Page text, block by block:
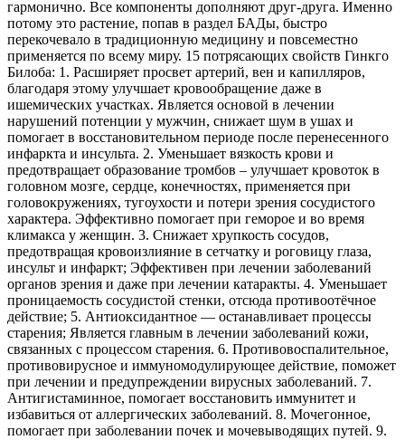
гармонично. Все компоненты дополняют друг-друга. Именно
потому это растение, попав в раздел БАДы, быстро
перекочевало в традиционную медицину и повсеместно
применяется по всему миру. 15 потрясающих свойств Гинкго
Билоба: 1. Расширяет просвет артерий, вен и капилляров,
благодаря этому улучшает кровообращение даже в
ишемических участках. Является основой в лечении
нарушений потенции у мужчин, снижает шум в ушах и
помогает в восстановительном периоде после перенесенного
инфаркта и инсульта. 2. Уменьшает вязкость крови и
предотвращает образование тромбов – улучшает кровоток в
головном мозге, сердце, конечностях, применяется при
головокружениях, тугоухости и потери зрения сосудистого
характера. Эффективно помогает при геморое и во время
климакса у женщин. 3. Снижает хрупкость сосудов,
предотвращая кровоизлияние в сетчатку и роговицу глаза,
инсульт и инфаркт; Эффективен при лечении заболеваний
органов зрения и даже при лечении катаракты. 4. Уменьшает
проницаемость сосудистой стенки, отсюда противоотёчное
действие; 5. Антиоксидантное — останавливает процессы
старения; Является главным в лечении заболеваний кожи,
связанных с процессом старения. 6. Противовоспалительное,
противовирусное и иммуномодулирующее действие, поможет
при лечении и предупреждении вирусных заболеваний. 7.
Антигистаминное, помогает восстановить иммунитет и
избавиться от аллергических заболеваний. 8. Мочегонное,
помогает при заболевании почек и мочевыводящих путей. 9.